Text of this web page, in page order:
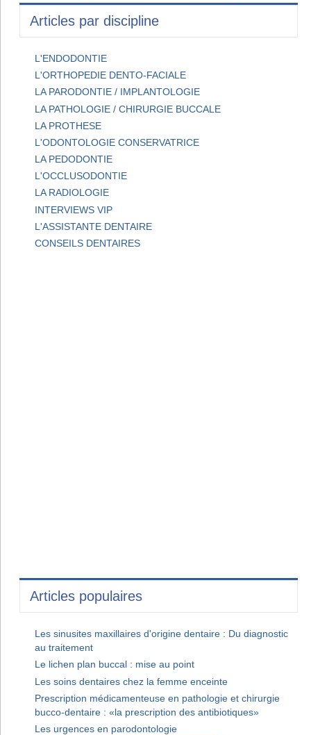
Articles par discipline
L'ENDODONTIE
L'ORTHOPEDIE DENTO-FACIALE
LA PARODONTIE / IMPLANTOLOGIE
LA PATHOLOGIE / CHIRURGIE BUCCALE
LA PROTHESE
L'ODONTOLOGIE CONSERVATRICE
LA PEDODONTIE
L'OCCLUSODONTIE
LA RADIOLOGIE
INTERVIEWS VIP
L'ASSISTANTE DENTAIRE
CONSEILS DENTAIRES
Articles populaires
Les sinusites maxillaires d'origine dentaire : Du diagnostic
au traitement
Le lichen plan buccal : mise au point
Les soins dentaires chez la femme enceinte
Prescription médicamenteuse en pathologie et chirurgie
bucco-dentaire : «la prescription des antibiotiques»
Les urgences en parodontologie